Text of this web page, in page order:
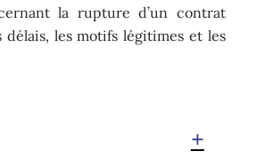
la rupture d’un contrat
délais, les motifs légitimes et les